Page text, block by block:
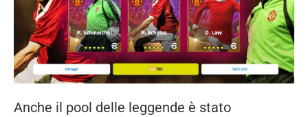
Anche il pool delle leggende è stato